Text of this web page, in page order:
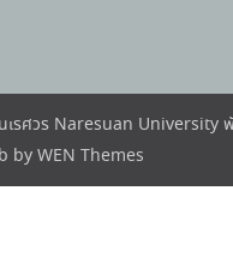
ศวร Naresuan University
byWEN Themes